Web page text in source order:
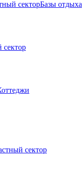
секторБазы отдыха
сектор
сектор